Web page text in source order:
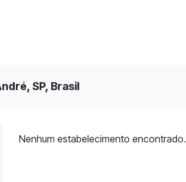
SP, Brasil
Nenhum estabelecimento encontrado.